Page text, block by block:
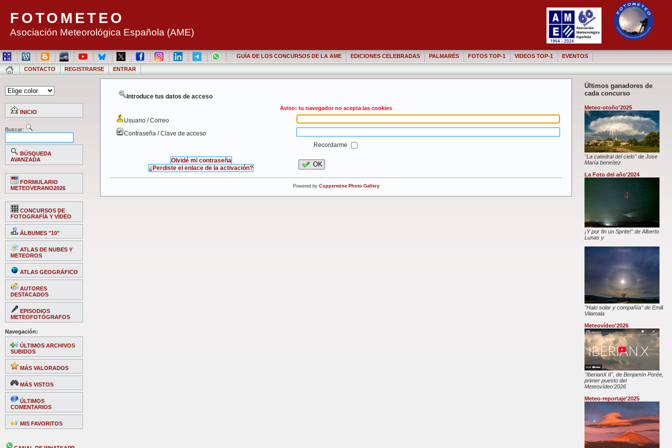
FOTOMETEO
Asociación Meteorológica Española (AME)
GUÍA DE LOS CONCURSOS DE LA AME EDICIONES CELEBRADAS PALMARÉS FOTOS TOP-1 VIDEOS TOP-1 EVENTOS
CONTACTO REGISTRARSE ENTRAR
INICIO
Buscar:
BÚSQUEDA
AVANZADA
FORMULARIO
METEOVERANO2026
CONCURSOS DE
FOTOGRAFÍA Y VÍDEO
ÁLBUMES "10"
ATLAS DE NUBES Y
METEOROS
ATLAS GEOGRÁFICO
AUTORES
DESTACADOS
EPISODIOS
METEOFOTÓGRAFOS
Navegación:
ÚLTIMOS ARCHIVOS
SUBIDOS
MÁS VALORADOS
MÁS VISTOS
ÚLTIMOS
COMENTARIOS
MIS FAVORITOS
Últimos ganadores de
cada concurso
Meteo-otoño'2025
"La catedral del cielo" de Jose
María beneítez
La Foto del año'2024
¡Y por fin un Sprite!" de Alberto
Lunas y
"Halo solar y compañía" de Emili
Vilamala
Meteovídeo'2026
"IberianX II", de Benjamín Porée,
primer puesto del
Meteovídeo'2026
Meteo-reportaje'2025
Introduce tus datos de acceso
Aviso: tu navegador no acepta las cookies
Usuario / Correo
Contraseña / Clave de acceso
Recordarme
Olvidé mi contraseña
¿Perdiste el enlace de la activación?
OK
Powered by Coppermine Photo Gallery